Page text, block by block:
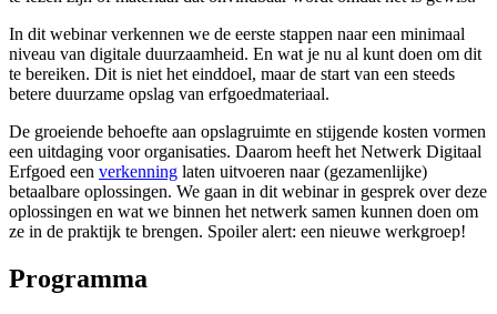
In dit webinar verkennen we de eerste stappen naar een minimaal
niveau van digitale duurzaamheid. En wat je nu al kunt doen om dit
te bereiken. Dit is niet het einddoel, maar de start van een steeds
betere duurzame opslag van erfgoedmateriaal.
De groeiende behoefte aan opslagruimte en stijgende kosten vormen
een uitdaging voor organisaties. Daarom heeft het Netwerk Digitaal
Erfgoed een verkenning laten uitvoeren naar (gezamenlijke)
betaalbare oplossingen. We gaan in dit webinar in gesprek over deze
oplossingen en wat we binnen het netwerk samen kunnen doen om
ze in de praktijk te brengen. Spoiler alert: een nieuwe werkgroep!
Programma